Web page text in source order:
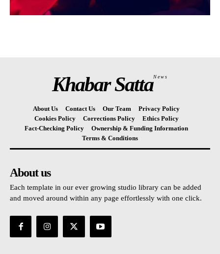
Khabar SattaNews
About Us Contact Us Our Team
Privacy Policy
Cookies Policy
Corrections Policy
Ethics Policy
Fact-Checking Policy
Ownership & Funding Information
Terms & Conditions
About us
Each template in our ever growing studio library can be added
and moved around within any page effortlessly with one click.